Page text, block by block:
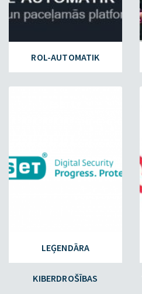
ROL-AUTOMATIK
LEĢENDĀRA
KIBERDROŠĪBAS